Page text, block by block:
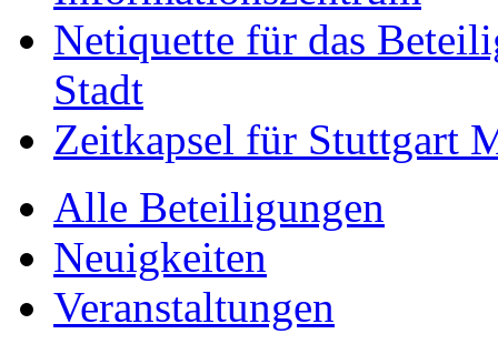
Netiquette für das
Stadt
Zeitkapsel für Stuttgart
Alle Beteiligungen
Neuigkeiten
Veranstaltungen